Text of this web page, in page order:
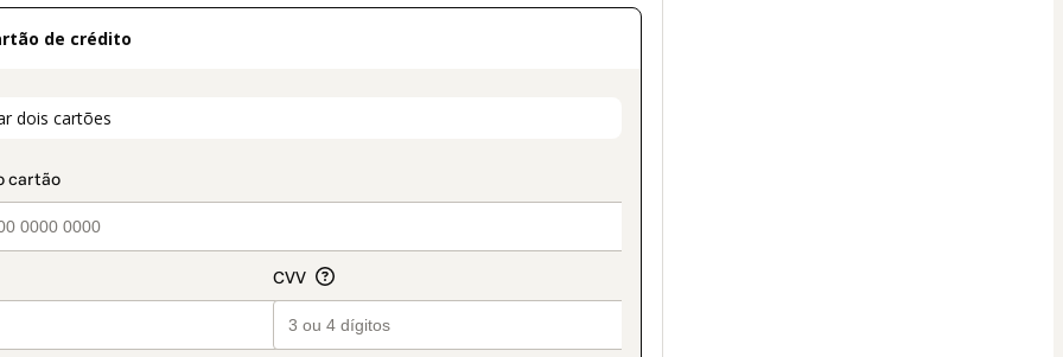
de crédito
dois cartões